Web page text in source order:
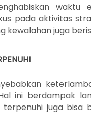
waktu
pada aktivitas
kewalahan juga
ini berdampak
terpenuhi juga